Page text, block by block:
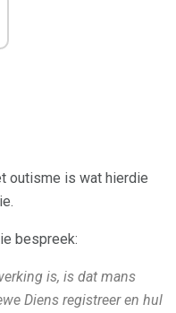
outisme is wat hierdie
bespreek:
is, is dat mans
Diens registreer en hul